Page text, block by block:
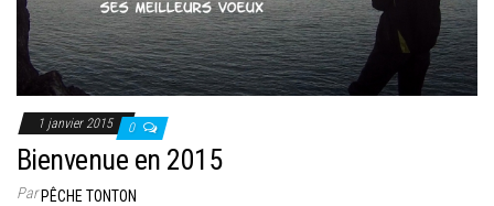
1 janvier 2015 0
Bienvenue en 2015
ParPÊCHE TONTON